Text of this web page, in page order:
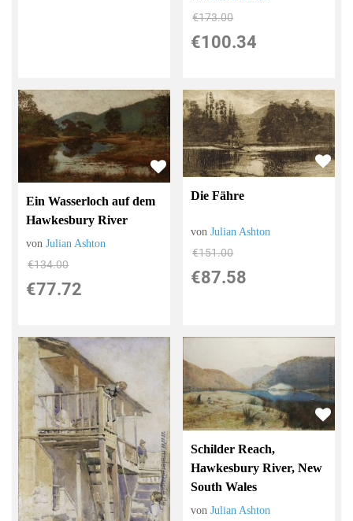
€173.00
€100.34
Ein Wasserloch auf dem
Hawkesbury River
vonJulian Ashton
€134.00
€77.72
Die Fähre
vonJulian Ashton
€151.00
€87.58
Schilder Reach,
Hawkesbury River, New
South Wales
vonJulian Ashton